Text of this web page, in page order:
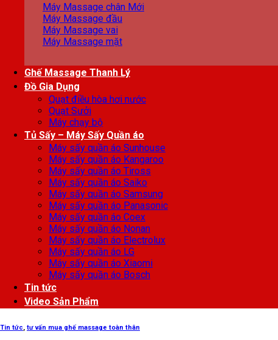
Máy Massage chân
Máy Massage đầu
Máy Massage vai
Máy Massage mặt
Ghế Massage Thanh Lý
Đồ Gia Dụng
Quạt điều hòa hơi nước
Quạt Sưởi
Máy chạy bộ
Tủ Sấy – Máy Sấy Quần áo
Máy sấy quần áo Sunhouse
Máy sấy quần áo Kangaroo
Máy sấy quần áo Tiross
Máy sấy quần áo Saiko
Máy sấy quần áo Samsung
Máy sấy quần áo Panasonic
Máy sấy quần áo Coex
Máy sấy quần áo Nonan
Máy sấy quần áo Electrolux
Máy sấy quần áo LG
Máy sấy quần áo Xiaomi
Máy sấy quần áo Bosch
Tin tức
Video Sản Phẩm
Tin tức tư vấn mua ghế massage toàn thân